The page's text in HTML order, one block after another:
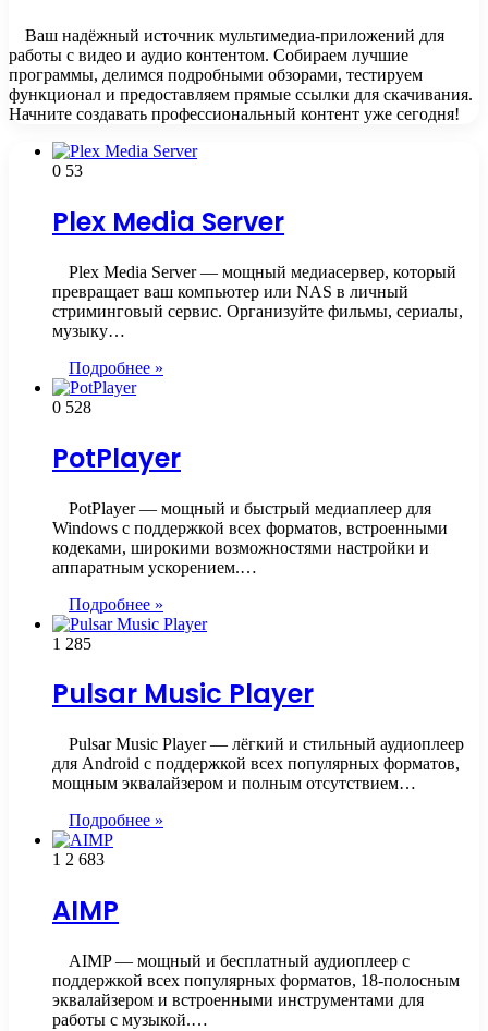
Ваш надёжный источник мультимедиа-приложений для
работы с видео и аудио контентом. Собираем лучшие
программы, делимся подробными обзорами, тестируем
функционал и предоставляем прямые ссылки для скачивания.
Начните создавать профессиональный контент уже сегодня!
0 53
Plex Media Server
Plex Media Server — мощный медиасервер, который
превращает ваш компьютер или NAS в личный
стриминговый сервис. Организуйте фильмы, сериалы,
музыку…
Подробнее »
0 528
PotPlayer
PotPlayer — мощный и быстрый медиаплеер для
Windows с поддержкой всех форматов, встроенными
кодеками, широкими возможностями настройки и
аппаратным ускорением.…
Подробнее »
1 285
Pulsar Music Player
Pulsar Music Player — лёгкий и стильный аудиоплеер
для Android с поддержкой всех популярных форматов,
мощным эквалайзером и полным отсутствием…
Подробнее »
1 2 683
AIMP
AIMP — мощный и бесплатный аудиоплеер с
поддержкой всех популярных форматов, 18-полосным
эквалайзером и встроенными инструментами для
работы с музыкой.…